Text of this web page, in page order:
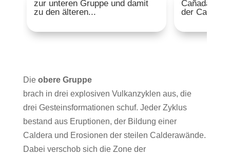
zur unteren Gruppe und damit
zu den älteren...
Cañadas
der Caldera
Die obere Gruppe
brach in drei explosiven Vulkanzyklen aus, die
drei Gesteinsformationen schuf. Jeder Zyklus
bestand aus Eruptionen, der Bildung einer
Caldera und Erosionen der steilen Calderawände.
Dabei verschob sich die Zone der